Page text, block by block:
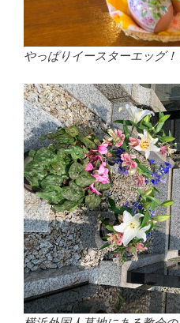
やっぱりイースターエッグ